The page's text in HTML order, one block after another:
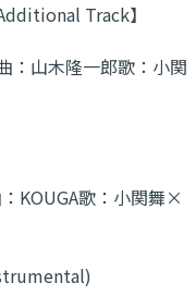
Additional Track】
： 山木隆一郎歌： 小関
KOUGA歌： 小関舞×